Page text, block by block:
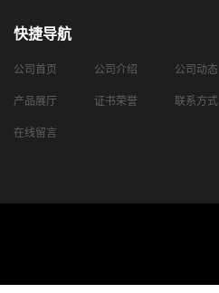
快捷导航
公司首页 公司介绍 公司动态
产品展厅 证书荣誉 联系方式
在线留言